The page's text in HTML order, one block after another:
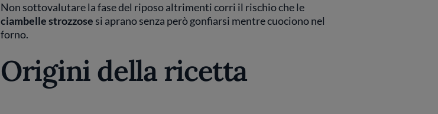
Non sottovalutare la fase del riposo altrimenti corri il rischio che le
ciambelle strozzosesi aprano senza però gonfiarsi mentre cuociono nel
forno.
Origini della ricetta